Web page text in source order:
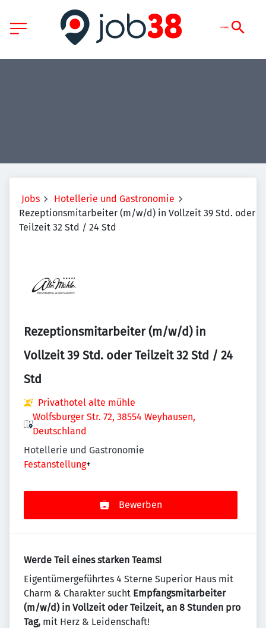
Jobs
Hotellerie und Gastronomie
Rezeptionsmitarbeiter (m/w/d) in Vollzeit 39 Std. oder
Teilzeit 32 Std / 24 Std
Rezeptionsmitarbeiter (m/w/d) in
Vollzeit 39 Std. oder Teilzeit 32 Std / 24
Std
Privathotel alte mühle
Wolfsburger Str. 72, 38554 Weyhausen,
Deutschland
Hotellerie und Gastronomie
Festanstellung+
Bewerben
Werde Teil eines starken Teams!
Eigentümergeführtes 4 Sterne Superior Haus mit
Charm & Charakter sucht Empfangsmitarbeiter
(m/w/d) in Vollzeit oder Teilzeit, an 8 Stunden pro
Tag, mit Herz & Leidenschaft!